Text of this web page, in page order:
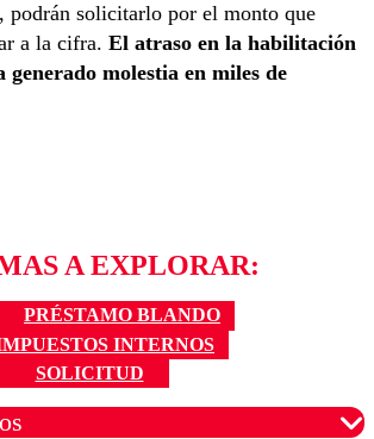
podrán solicitarlo por el monto que
a la cifra. El atraso en la habilitación
generado molestia en miles de
A EXPLORAR:
PRÉSTAMO BLANDO
INTERNOS
SOLICITUD